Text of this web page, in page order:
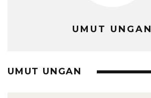
UMUT UNGAN
UMUT UNGAN